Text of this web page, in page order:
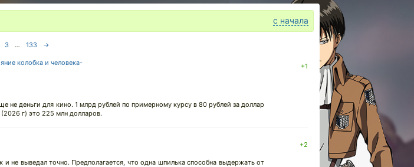
с начала
3 ... 133 →
колобка и человека-
+1
не деньги для кино. 1 млрд рублей по примерному курсу в 80 рублей за доллар
г) это 225 млн долларов.
+2
не выведал точно. Предполагается, что одна шпилька способна выдержать от